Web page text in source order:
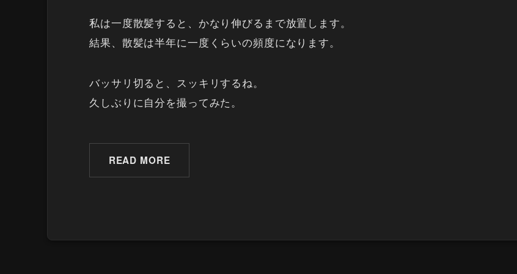
私は一度散髪すると、かなり伸びるまで放置します。
結果、散髪は半年に一度くらいの頻度になります。
バッサリ切ると、スッキリするね。
久しぶりに自分を撮ってみた。
READ MORE